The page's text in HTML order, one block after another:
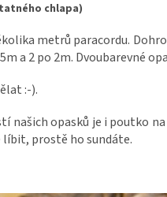
chlapa)
metrů paracordu.
a 2 po 2m. Dvoubarevné
:-).
našich opasků je i poutko
líbit, prostě ho sundáte.